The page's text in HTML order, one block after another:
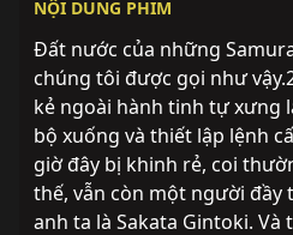
NỘI DUNG PHIM
Đất nước của những
chúng tôi được gọi như
kẻ ngoài hành tinh tự xưng
bộ xuống và thiết lập lệnh
giờ đây bị khinh rẻ, coi
thế, vẫn còn một người đầy
anh ta là Sakata Gintoki. Và